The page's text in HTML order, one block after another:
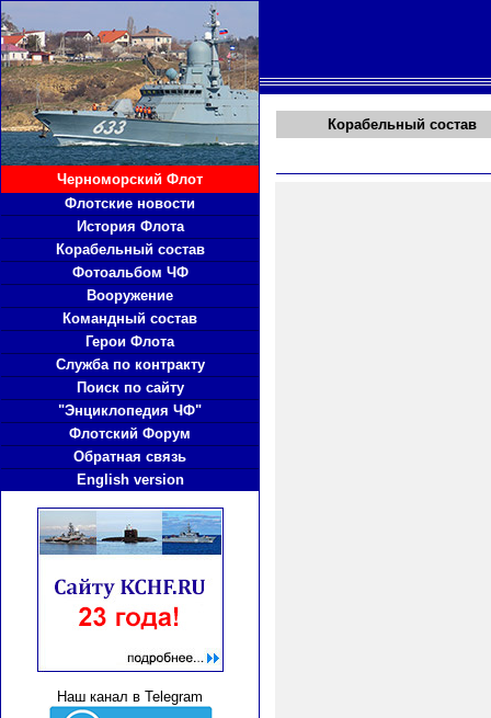
Черноморский Флот
Флотские новости
История Флота
Корабельный состав
Фотоальбом ЧФ
Вооружение
Командный состав
Герои Флота
Служба по контракту
Поиск по сайту
"Энциклопедия ЧФ"
Флотский Форум
Обратная связь
English version
Наш канал в Telegram
Корабельный состав